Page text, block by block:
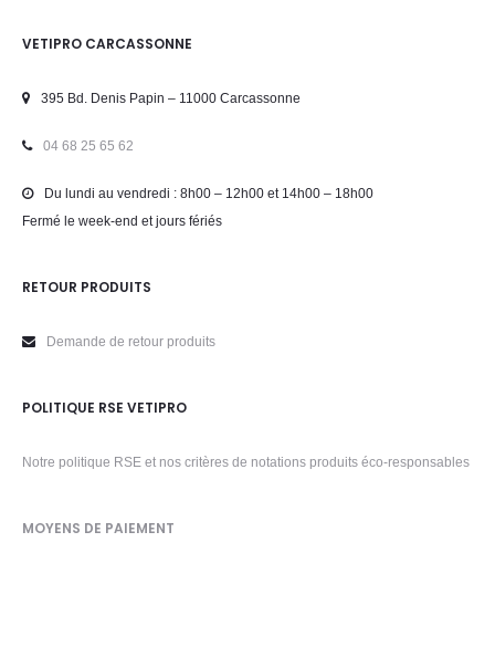
VETIPRO CARCASSONNE
395 Bd. Denis Papin – 11000 Carcassonne
04 68 25 65 62
Du lundi au vendredi : 8h00 – 12h00 et 14h00 – 18h00
Fermé le week-end et jours fériés
RETOUR PRODUITS
Demande de retour produits
POLITIQUE RSE VETIPRO
Notre politique RSE et nos critères de notations produits éco-responsables
MOYENS DE PAIEMENT